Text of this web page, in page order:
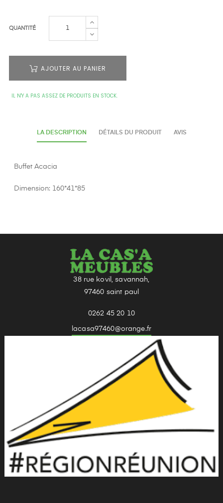
QUANTITÉ
AJOUTER AU PANIER
IL N'Y A PAS ASSEZ DE PRODUITS EN STOCK.
LA DESCRIPTION DÉTAILS DU PRODUIT AVIS
Buffet Acacia
Dimension: 160*41*85
38 rue kovil, savannah,
97460 saint paul
0262 45 20 10
lacasa97460@orange.fr